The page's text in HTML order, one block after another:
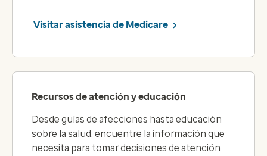
Visitar asistencia de Medicare
Recursos de atención y educación
Desde guías de afecciones hasta educación
sobre la salud, encuentre la información que
necesita para tomar decisiones de atención